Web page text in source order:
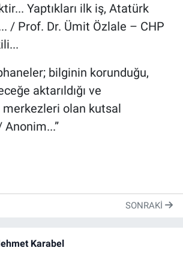
Yaptıkları ilk iş, Atatürk
/ Prof. Dr. Ümit Özlale – CHP
bilginin korunduğu,
aktarıldığı ve
merkezleri olan kutsal
Anonim...”
SONRAKI
Karabel